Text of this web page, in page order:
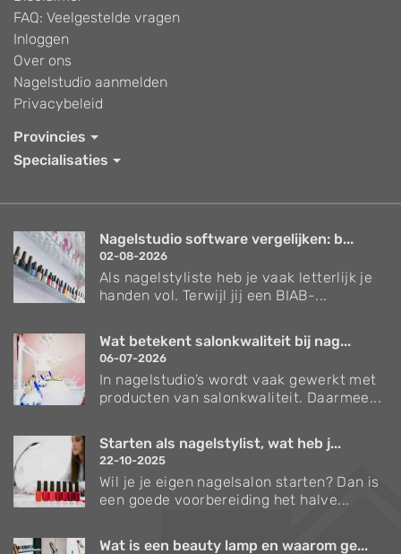
FAQ: Veelgestelde vragen
Inloggen
Over ons
Nagelstudio aanmelden
Privacybeleid
Provincies
Specialisaties
Nagelstudio software vergelijken: b...
02-08-2026
Als nagelstyliste heb je vaak letterlijk je
handen vol. Terwijl jij een BIAB-...
Wat betekent salonkwaliteit bij nag...
06-07-2026
In nagelstudio’s wordt vaak gewerkt met
producten van salonkwaliteit. Daarmee...
Starten als nagelstylist, wat heb j...
22-10-2025
Wil je je eigen nagelsalon starten? Dan is
een goede voorbereiding het halve...
Wat is een beauty lamp en waarom ge...